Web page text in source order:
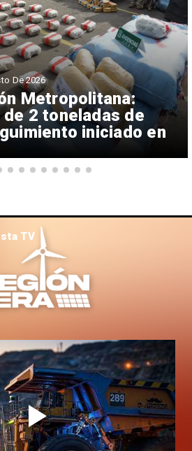
Metropolitana:
2 toneladas de
iniciado en
De 2026
TV